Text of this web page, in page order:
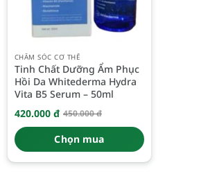
CHĂM SÓC CƠ THỂ
Tinh Chất Dưỡng Ẩm Phục
Hồi Da Whitederma Hydra
Vita B5 Serum – 50ml
450.000đ
Giá
gốc
là:
450.000 đ.
420.000 đ
Giá
hiện
tại
là:
420.000 đ.
Chọn mua